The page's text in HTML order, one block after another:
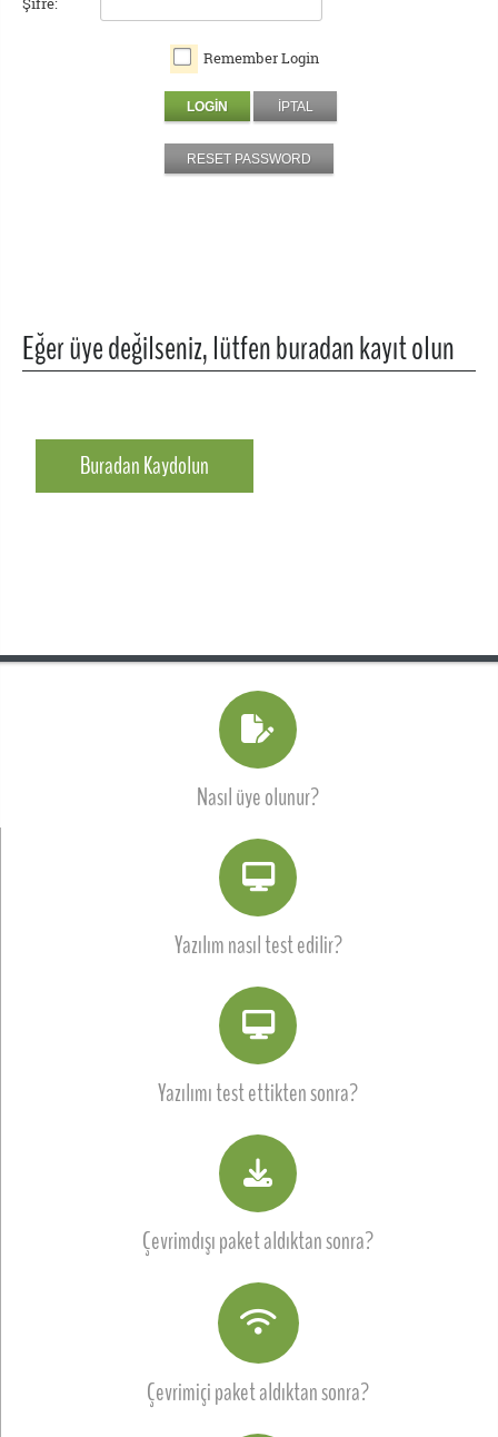
Remember Login
LOGIN İPTAL
RESET PASSWORD
Eğer üye değilseniz, lütfen buradan kayıt olun
Buradan Kaydolun
Nasıl üye olunur?
Yazılım nasıl test edilir?
Yazılımı test ettikten sonra?
Çevrimdışı paket aldıktan sonra?
Çevrimiçi paket aldıktan sonra?